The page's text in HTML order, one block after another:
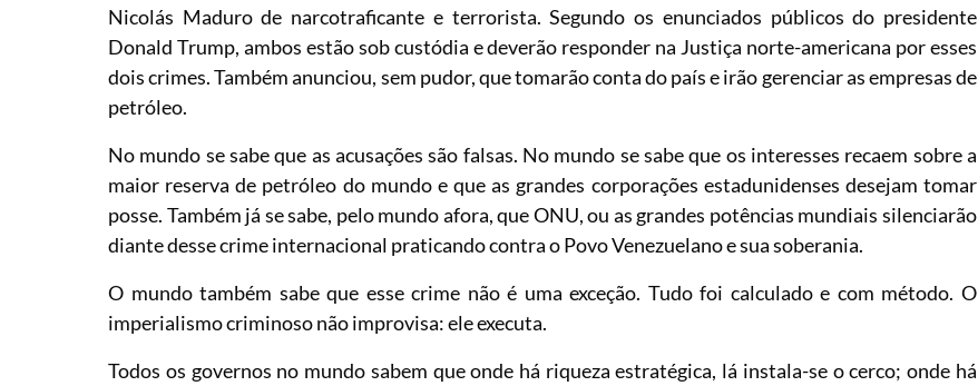
Nicolás Maduro de narcotraficante e terrorista. Segundo os enunciados públicos do presidente
Donald Trump, ambos estão sob custódia e deverão responder na Justiça norte-americana por esses
dois crimes. Também anunciou, sem pudor, que tomarão conta do país e irão gerenciar as empresas de
petróleo.
No mundo se sabe que as acusações são falsas. No mundo se sabe que os interesses recaem sobre a
maior reserva de petróleo do mundo e que as grandes corporações estadunidenses desejam tomar
posse. Também já se sabe, pelo mundo afora, que ONU, ou as grandes potências mundiais silenciarão
diante desse crime internacional praticando contra o Povo Venezuelano e sua soberania.
O mundo também sabe que esse crime não é uma exceção. Tudo foi calculado e com método. O
imperialismo criminoso não improvisa: ele executa.
Todos os governos no mundo sabem que onde há riqueza estratégica, lá instala-se o cerco; onde há